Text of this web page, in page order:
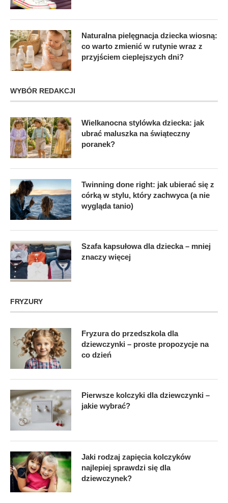
Naturalna pielęgnacja dziecka wiosną:
co warto zmienić w rutynie wraz z
przyjściem cieplejszych dni?
WYBÓR REDAKCJI
Wielkanocna stylówka dziecka: jak
ubrać maluszka na świąteczny
poranek?
Twinning done right: jak ubierać się z
córką w stylu, który zachwyca (a nie
wygląda tanio)
Szafa kapsułowa dla dziecka – mniej
znaczy więcej
FRYZURY
Fryzura do przedszkola dla
dziewczynki – proste propozycje na
co dzień
Pierwsze kolczyki dla dziewczynki –
jakie wybrać?
Jaki rodzaj zapięcia kolczyków
najlepiej sprawdzi się dla
dziewczynek?